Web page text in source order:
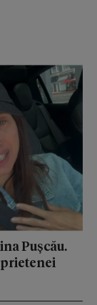
Pușcău.